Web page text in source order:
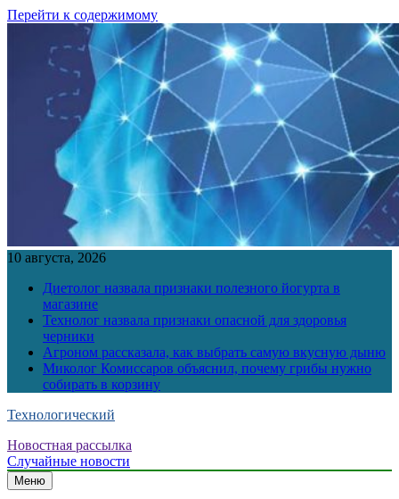
Перейти к содержимому
10 августа, 2026
Диетолог назвала признаки полезного йогурта в
магазине
Технолог назвала признаки опасной для здоровья
черники
Агроном рассказала, как выбрать самую вкусную дыню
Миколог Комиссаров объяснил, почему грибы нужно
собирать в корзину
Технологический
Новостная рассылка
Случайные новости
Меню